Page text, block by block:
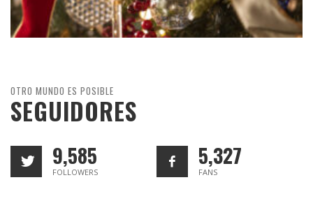
OTRO MUNDO ES POSIBLE
SEGUIDORES
9,585
FOLLOWERS
5,327
FANS